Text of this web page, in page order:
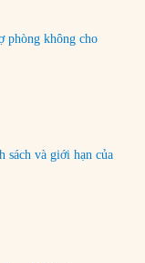
phòng không cho
sách và giới hạn của